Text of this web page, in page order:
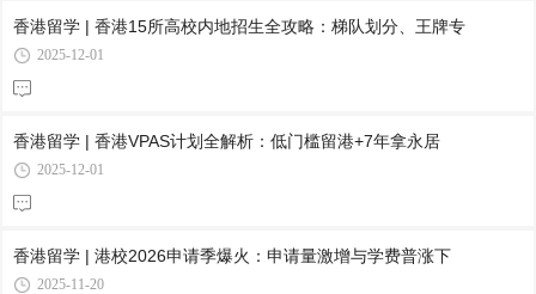
香港留学 | 香港15所高校内地招生全攻略：梯队划分、王牌专
2025-12-01
香港留学 | 香港VPAS计划全解析：低门槛留港+7年拿永居
2025-12-01
香港留学 | 港校2026申请季爆火：申请量激增与学费普涨下
2025-11-20